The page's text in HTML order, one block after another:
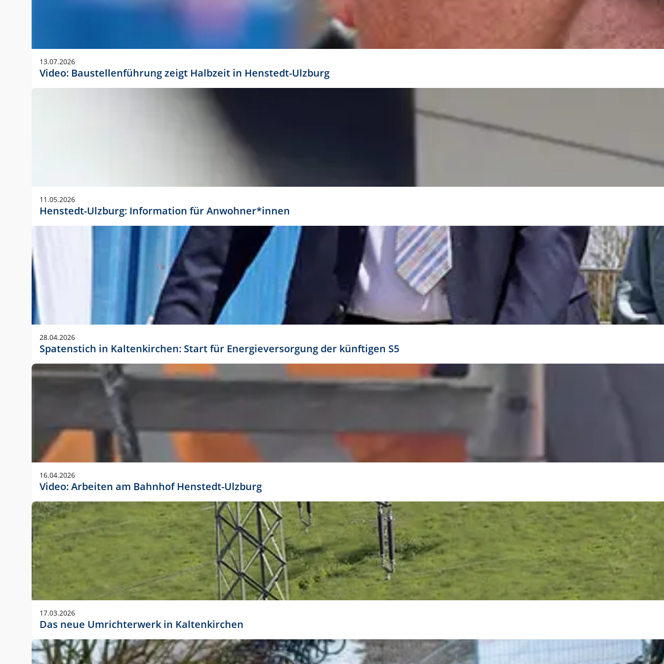
Anwendungsgröße im Layout:
Die Logohöhe beträgt 4 – 10 % der jeweiligen Formathöhe. Daraus ergeben sich für gängige Formate
folgende fest definierte Anwendungsgrößen im Layout:
DIN A3 – 15 mm hoch (5 %)
DIN A1 – 39 mm hoch (5 %)
DIN lang – 10 mm hoch (5 %)
1080 x 1080 px – 78 px hoch (7 %)
In Ausnahmefällen darf das Logo jedoch auch größer oder kleiner gesetzt werden. Dazu bedarf es jedoch
stets der vorherigen Absprache mit der Marketingabteilung.
13.07.2026
Video: Baustellenführung zeigt Halbzeit in Henstedt-Ulzburg
11.05.2026
Henstedt-Ulzburg: Information für Anwohner*innen
28.04.2026
Spatenstich in Kaltenkirchen: Start für Energieversorgung der künftigen S5
16.04.2026
Video: Arbeiten am Bahnhof Henstedt-Ulzburg
17.03.2026
Das neue Umrichterwerk in Kaltenkirchen